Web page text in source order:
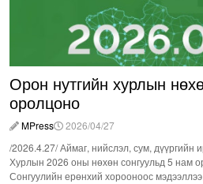
Орон нутгийн хурлын
оролцоно
MPress
2026/04/27
/2026.4.27/ Аймаг, нийслэл, сум, дүүргийн
Хурлын 2026 оны нөхөн сонгуульд 5 нам
Сонгуулийн ерөнхий хорооноос